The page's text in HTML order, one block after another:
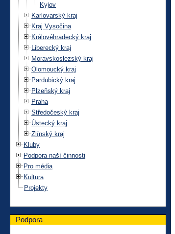
Kyjov
Karlovarský kraj
Kraj Vysočina
Královéhradecký kraj
Liberecký kraj
Moravskoslezský kraj
Olomoucký kraj
Pardubický kraj
Plzeňský kraj
Praha
Středočeský kraj
Ústecký kraj
Zlínský kraj
Kluby
Podpora naší činnosti
Pro média
Kultura
Projekty
Podpora